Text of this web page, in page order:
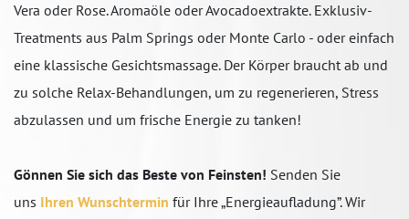
Vera oder Rose. Aromaöle oder Avocadoextrakte. Exklusiv-
Treatments aus Palm Springs oder Monte Carlo - oder einfach
eine klassische Gesichtsmassage. Der Körper braucht ab und
zu solche Relax-Behandlungen, um zu regenerieren, Stress
abzulassen und um frische Energie zu tanken!
Gönnen Sie sich das Beste von Feinsten! Senden Sie
uns Ihren Wunschtermin für Ihre „Energieaufladung”. Wir